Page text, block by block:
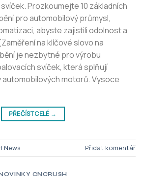
Prozkoumejte 10 základních
pro automobilový průmysl,
abyste zajistili odolnost a
na klíčové slovo na
je nezbytné pro výrobu
svíček, která splňují
motorů. Vysoce
PŘEČÍST CELÉ →
News Přidat komentář
NOVINKY CNCRUSH